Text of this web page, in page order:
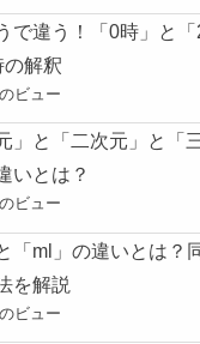
で違う！「0時」と「
解釈
ビュー
」と「二次元」と「
いとは？
ビュー
「ml」の違いとは？
を解説
ビュー